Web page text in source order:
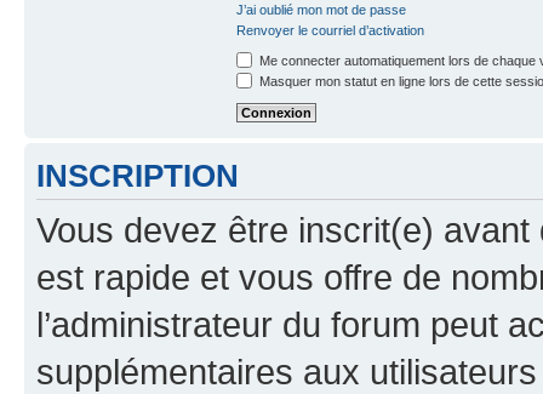
J’ai oublié mon mot de passe
Renvoyer le courriel d’activation
Me connecter automatiquement lors de chaque
Masquer mon statut en ligne lors de cette
INSCRIPTION
Vous devez être inscrit(e) avant
est rapide et vous offre de
l’administrateur du forum peut
supplémentaires aux